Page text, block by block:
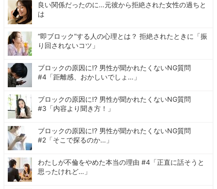
良い関係だったのに…元彼から拒絶された女性の過ちと
は
“即ブロック”する人の心理とは？ 拒絶されたときに「振
り回されないコツ」
ブロックの原因に!? 男性が聞かれたくないNG質問
#4「距離感、おかしいでしょ…」
ブロックの原因に!? 男性が聞かれたくないNG質問
#3「内容より聞き方！」
ブロックの原因に!? 男性が聞かれたくないNG質問
#2「そこで探るのか…」
わたしが不倫をやめた本当の理由 #4「正直に話そうと
思ったけれど…」